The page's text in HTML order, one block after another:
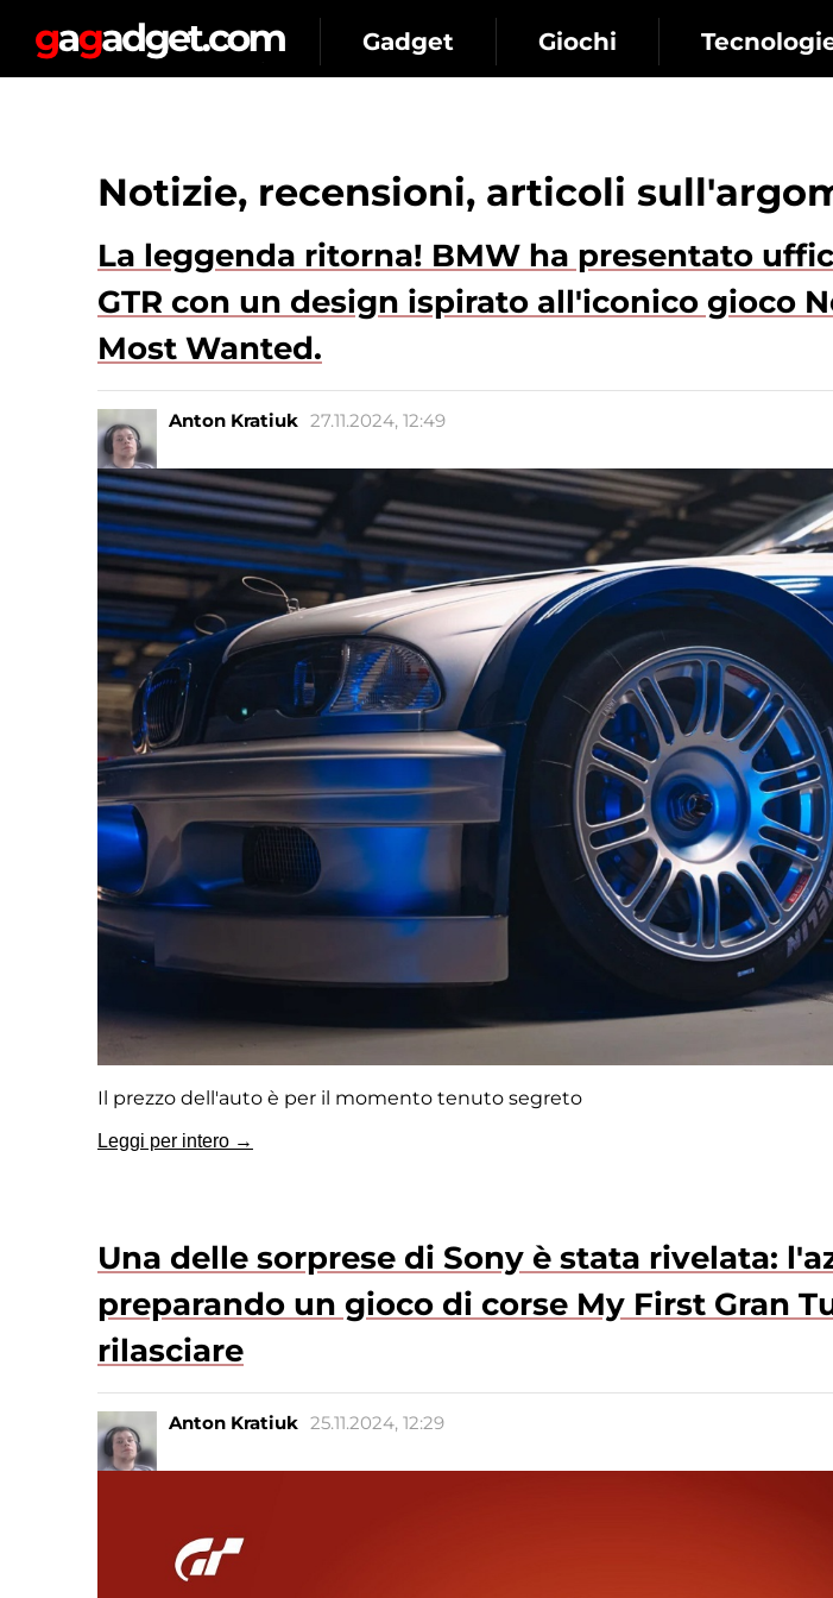
Gadget Giochi
Notizie, recensioni, articoli
La leggenda ritorna! BMW ha presentato
GTR con un design ispirato all'iconico gioco
Most Wanted.
Anton Kratiuk 27.11.2024, 12:49
Il prezzo dell'auto è per il momento tenuto segreto
Leggi per intero →
Una delle sorprese di Sony è stata rivelata:
preparando un gioco di corse My First Gran
rilasciare
Anton Kratiuk 25.11.2024, 12:29